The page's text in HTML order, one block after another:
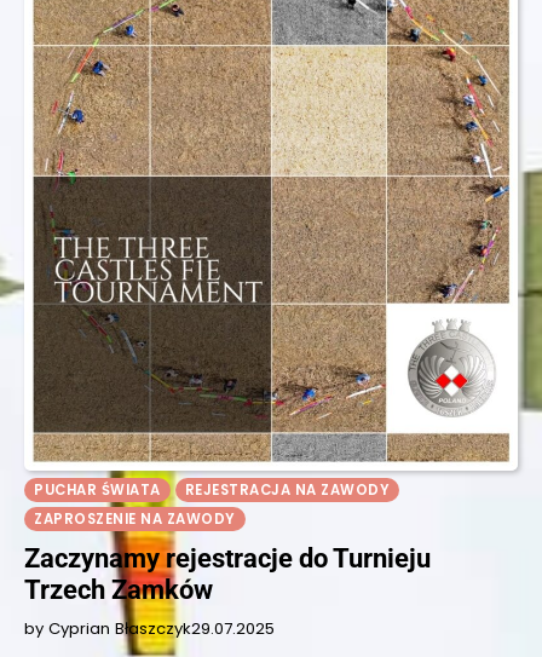
PUCHAR ŚWIATA
REJESTRACJA NA ZAWODY
ZAPROSZENIE NA ZAWODY
Zaczynamy rejestracje do Turnieju
Trzech Zamków
by Cyprian Błaszczyk29.07.2025